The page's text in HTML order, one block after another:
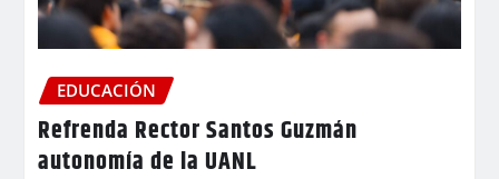
EDUCACIÓN
Refrenda Rector Santos Guzmán
autonomía de la UANL